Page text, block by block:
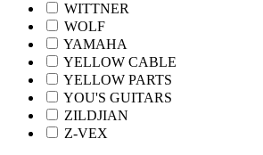
WITTNER
WOLF
YAMAHA
YELLOW CABLE
YELLOW PARTS
YOU'S GUITARS
ZILDJIAN
Z-VEX